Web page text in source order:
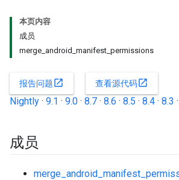
本页内容
成员
merge_android_manifest_permissions
报告问题open_in_new 查看源代码open_in_new
Nightly · 9.1 · 9.0 · 8.7 · 8.6 · 8.5 · 8.4 · 8.3 ·
成员